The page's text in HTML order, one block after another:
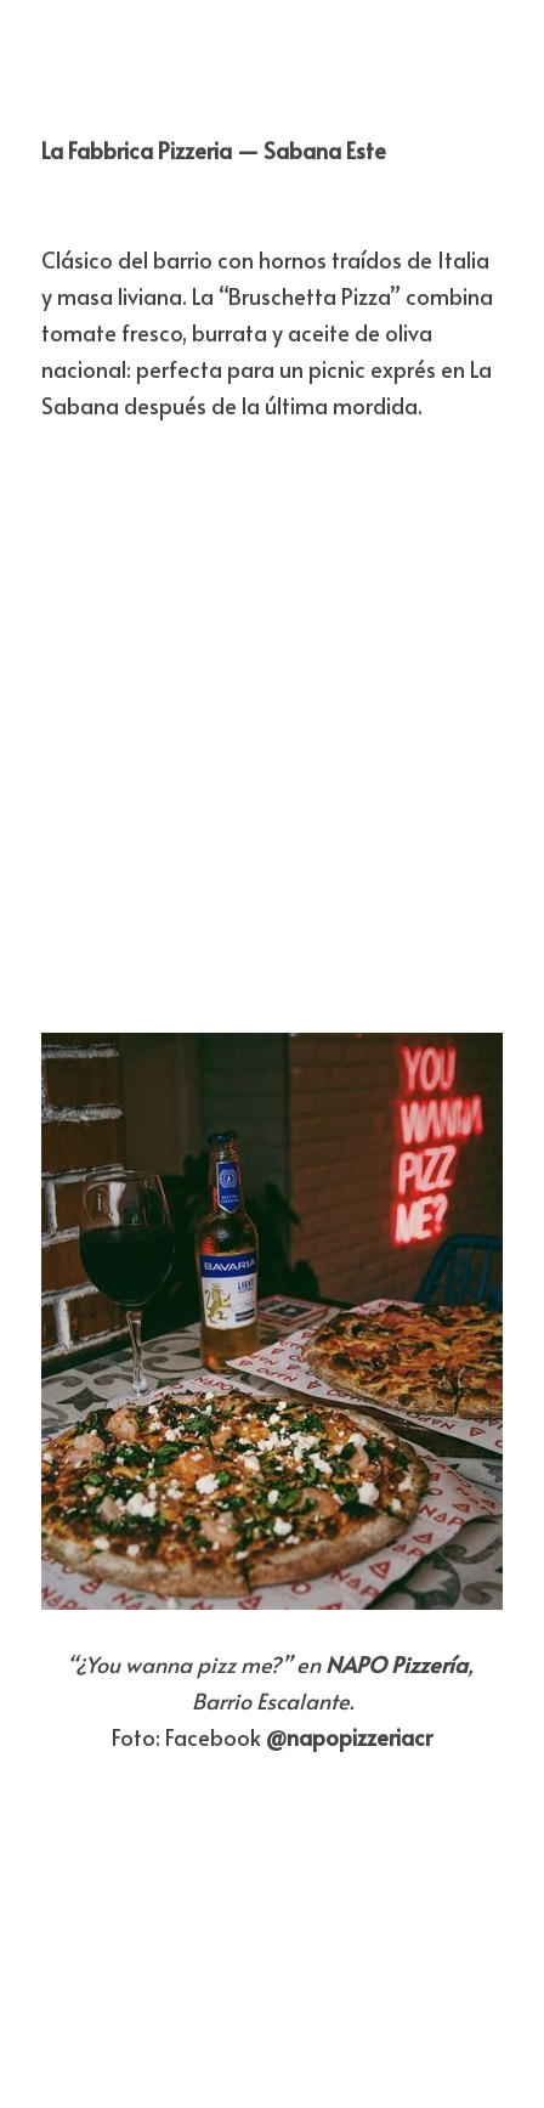
La Fabbrica Pizzeria — Sabana Este
Clásico del barrio con hornos traídos de Italia
y masa liviana. La “Bruschetta Pizza” combina
tomate fresco, burrata y aceite de oliva
nacional: perfecta para un picnic exprés en La
Sabana después de la última mordida.
“¿You wanna pizz me?” en NAPO Pizzería,
Barrio Escalante.
Foto: Facebook @napopizzeriacr